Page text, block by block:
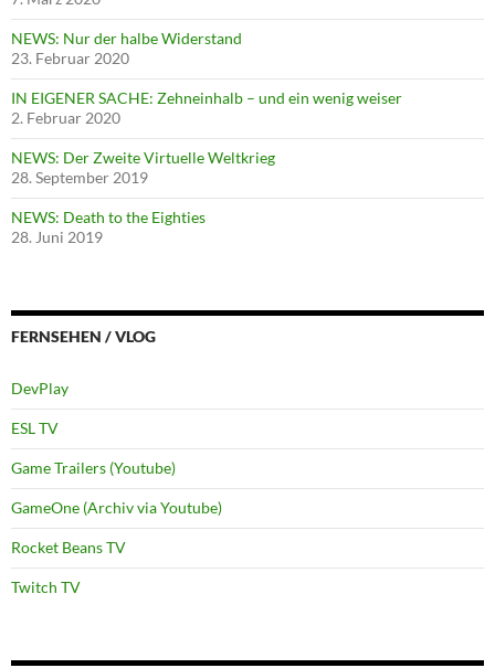
NEWS: Nur der halbe Widerstand
23. Februar 2020
IN EIGENER SACHE: Zehneinhalb – und ein wenig weiser
2. Februar 2020
NEWS: Der Zweite Virtuelle Weltkrieg
28. September 2019
NEWS: Death to the Eighties
28. Juni 2019
FERNSEHEN / VLOG
DevPlay
ESL TV
Game Trailers (Youtube)
GameOne (Archiv via Youtube)
Rocket Beans TV
Twitch TV